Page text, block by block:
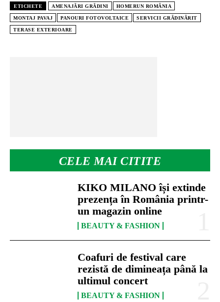
CELE MAI CITITE
KIKO MILANO își extinde
prezența în România printr-
un magazin online
BEAUTY & FASHION
Coafuri de festival care
rezistă de dimineața până la
ultimul concert
BEAUTY & FASHION
ETICHETE AMENAJĂRI GRĂDINI HOMERUN ROMÂNIA
MONTAJ PAVAJ PANOURI FOTOVOLTAICE SERVICII GRĂDINĂRIT
TERASE EXTERIOARE